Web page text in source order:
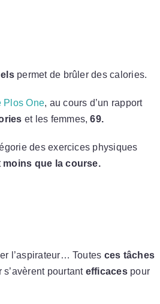
permet de brûler des calories.
Plos One, au cours d’un rapport
et les femmes,69.
des exercices physiques
moins que la course.
l’aspirateur… Toutes ces tâches
s’avèrent pourtant efficacespour